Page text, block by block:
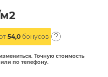
54,0 бонусов
Точную стоимость
или по телефону.